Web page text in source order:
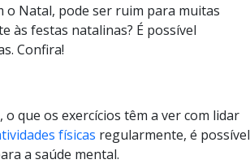
o Natal, pode ser ruim para muitas
às festas natalinas? É possível
Confira!
que os exercícios têm a ver com lidar
físicas regularmente, é possível
a saúde mental.